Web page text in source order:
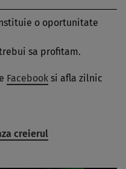
o oportunitate
sa profitam.
Facebook si afla zilnic
creierul